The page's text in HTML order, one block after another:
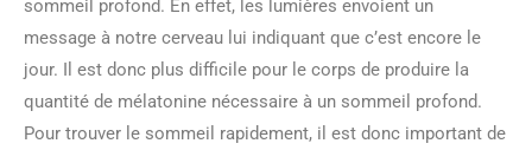
sommeil profond. En effet, les lumières envoient un
message à notre cerveau lui indiquant que c’est encore le
jour. Il est donc plus difficile pour le corps de produire la
quantité de mélatonine nécessaire à un sommeil profond.
Pour trouver le sommeil rapidement, il est donc important de